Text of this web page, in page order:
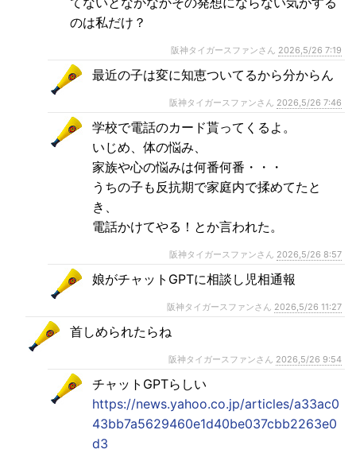
のは私だけ？
阪神タイガースファンさん 2026,5/26 7:19
最近の子は変に知恵ついてるから分からん
阪神タイガースファンさん 2026,5/26 7:46
学校で電話のカード貰ってくるよ。
いじめ、体の悩み、
家族や心の悩みは何番何番・・・
うちの子も反抗期で家庭内で揉めてたと
き、
電話かけてやる！とか言われた。
阪神タイガースファンさん 2026,5/26 8:57
娘がチャットGPTに相談し児相通報
阪神タイガースファンさん 2026,5/26 11:27
首しめられたらね
阪神タイガースファンさん 2026,5/26 9:54
チャットGPTらしい
https://news.yahoo.co.jp/articles/a33ac0
43bb7a5629460e1d40be037cbb2263e0
d3